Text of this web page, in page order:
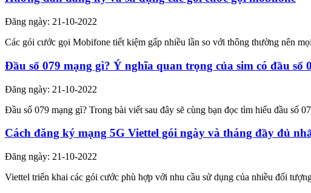
Đăng ngày: 21-10-2022
Các gói cước gọi Mobifone tiết kiệm gấp nhiều lần so với thông thường nên
Đầu số 079 mạng gì? Ý nghĩa quan trọng của sim có đầu số
Đăng ngày: 21-10-2022
Đầu số 079 mạng gì? Trong bài viết sau đây sẽ cùng bạn đọc tìm hiểu đầu số
Cách đăng ký mạng 5G Viettel gói ngày và tháng đầy đủ
Đăng ngày: 21-10-2022
Viettel triển khai các gói cước phù hợp với nhu cầu sử dụng của nhiều đối